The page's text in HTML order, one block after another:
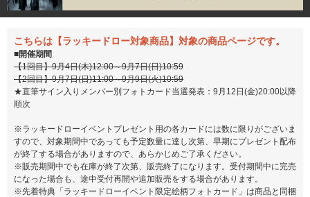
こちらは【ラッキードロー対象商品】対象の商品ページです。
■開催期間
【1回目】9月4日(木)12:00～9月7日(日)10:59
【2回目】9月7日(日)11:00～9月9日(火)10:59
★直筆サイン入りメンバー別フォトカード当選発表：9月12日(金)20:00以降
順次
※ラッキードローイベントプレゼント用の各カードには数に限りがございま
すので、対象期間中であっても予定数量に達し次第、早期にプレゼント配布
が終了する場合がありますので、あらかじめご了承ください。
※販売期間中でも在庫が終了次第、販売終了になります。受付期間中に完売
になった場合も、途中受付再開や追加販売をする場合があります。
※先着特典「ラッキードローイベント限定絵柄フォトカード」は商品と同梱